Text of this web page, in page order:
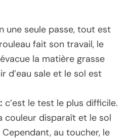
une seule passe, tout est
fait son travail, le
la matière grasse
d’eau sale et le sol est
c’est le test le plus difficile.
couleur disparaît et le sol
au toucher, le